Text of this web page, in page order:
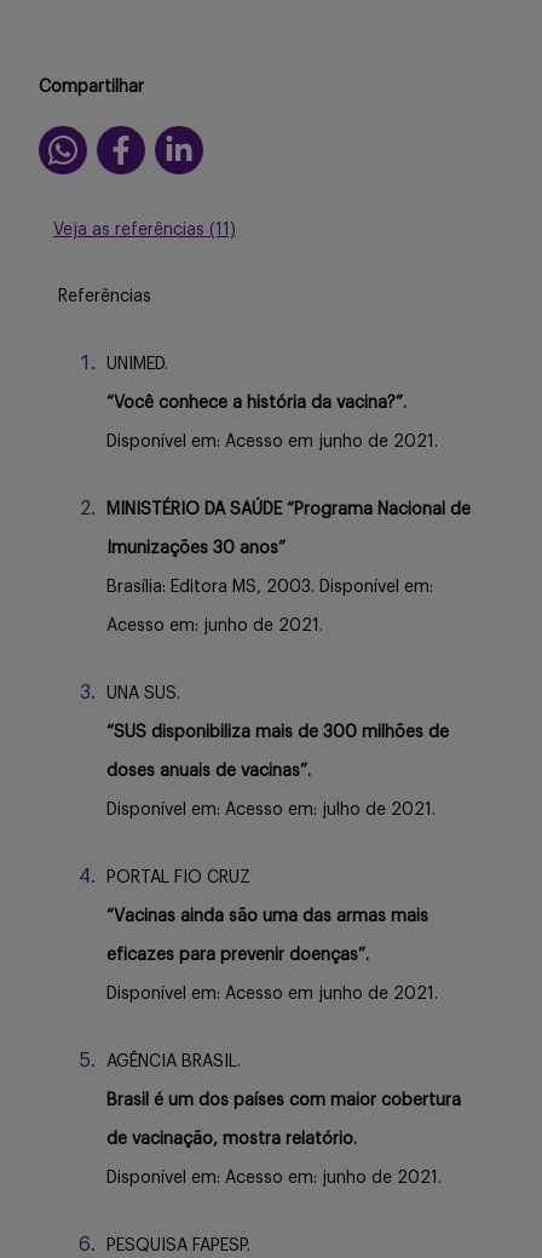
Compartilhar
Veja as referências (11)
Referências
UNIMED.
“Você conhece a história da vacina?”.
Disponível em: Acesso em junho de 2021.
MINISTÉRIO DA SAÚDE “Programa Nacional de
Imunizações 30 anos”
Brasília: Editora MS, 2003. Disponível em:
Acesso em: junho de 2021.
UNA SUS.
“SUS disponibiliza mais de 300 milhões de
doses anuais de vacinas”.
Disponível em: Acesso em: julho de 2021.
PORTAL FIO CRUZ
“Vacinas ainda são uma das armas mais
eficazes para prevenir doenças”.
Disponível em: Acesso em junho de 2021.
AGÊNCIA BRASIL.
Brasil é um dos países com maior cobertura
de vacinação, mostra relatório.
Disponível em: Acesso em: junho de 2021.
PESQUISA FAPESP.